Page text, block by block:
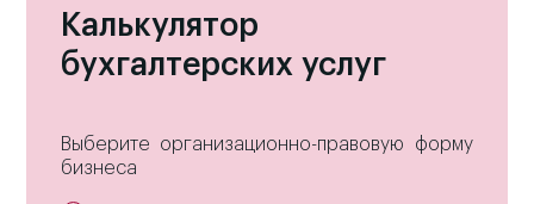
Калькулятор
бухгалтерских услуг
Выберите организационно-правовую форму
бизнеса